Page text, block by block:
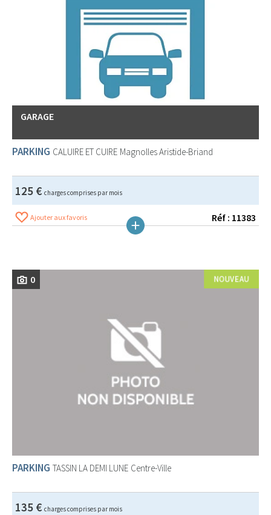
GARAGE
PARKING CALUIRE ET CUIRE Magnolles Aristide-Briand
125 € charges comprises par mois
Ajouter aux favoris Réf : 11383
0
PARKING TASSIN LA DEMI LUNE Centre-Ville
135 € charges comprises par mois